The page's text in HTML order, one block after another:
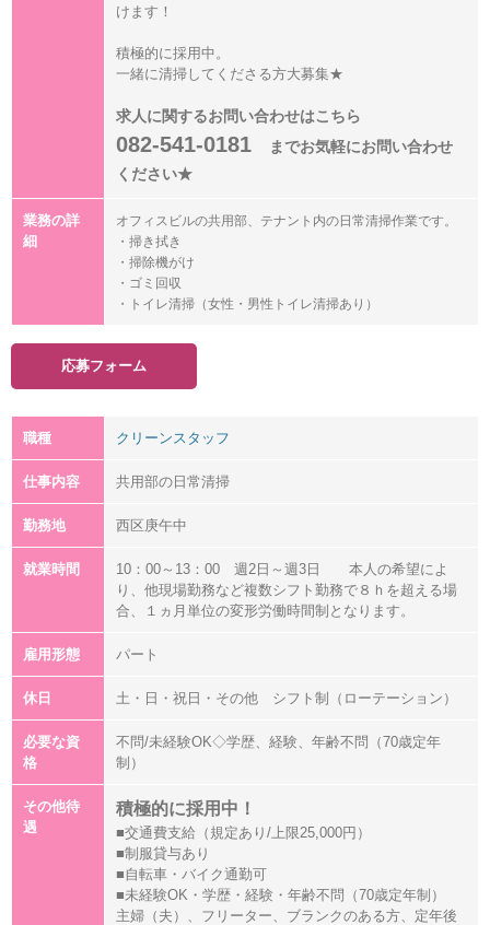
けます！
積極的に採用中。
一緒に清掃してくださる方大募集★
求人に関するお問い合わせはこちら
082-541-0181
までお気軽にお問い合わせ
ください★
業務の詳
細
オフィスビルの共用部、テナント内の日常清掃作業です。
・掃き拭き
・掃除機がけ
・ゴミ回収
・トイレ清掃（女性・男性トイレ清掃あり）
応募フォーム
職種 クリーンスタッフ
仕事内容 共用部の日常清掃
勤務地 西区庚午中
就業時間
10：00～13：00 週2日～週3日 本人の希望によ
り、他現場勤務など複数シフト勤務で８ｈを超える場
合、１ヵ月単位の変形労働時間制となります。
雇用形態 パート
休日 土・日・祝日・その他 シフト制（ローテーション）
必要な資
格
不問/未経験OK◇学歴、経験、年齢不問（70歳定年
制）
その他待
遇
積極的に採用中！
■交通費支給（規定あり/上限25,000円）
■制服貸与あり
■自転車・バイク通勤可
■未経験OK・学歴・経験・年齢不問（70歳定年制）
主婦（夫）、フリーター、ブランクのある方、定年後